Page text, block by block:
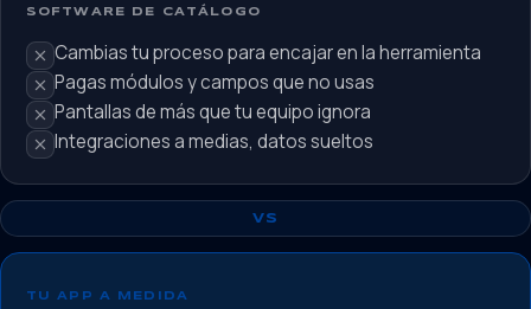
SOFTWARE DE CATÁLOGO
Cambias tu proceso para encajar en la herramienta
Pagas módulos y campos que no usas
Pantallas de más que tu equipo ignora
Integraciones a medias, datos sueltos
VS
TU APP A MEDIDA